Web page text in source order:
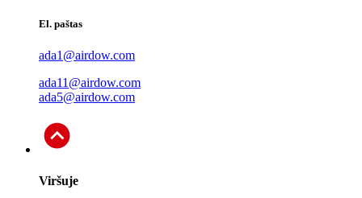
El. paštas
ada1@airdow.com
ada11@airdow.com
ada5@airdow.com
Viršuje